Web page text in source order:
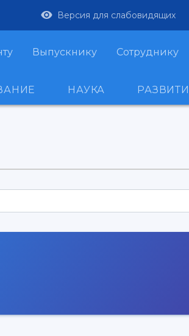
Версия для слабовидящих
Выпускнику Сотруднику
НАУКА